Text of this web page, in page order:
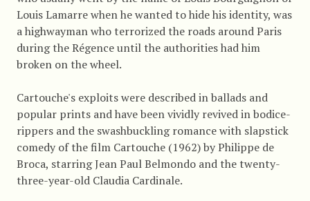
Louis Lamarre when he wanted to hide his identity, was
a highwayman who terrorized the roads around Paris
during the Régence until the authorities had him
broken on the wheel.
Cartouche's exploits were described in ballads and
popular prints and have been vividly revived in bodice-
rippers and the swashbuckling romance with slapstick
comedy of the film Cartouche (1962) by Philippe de
Broca, starring Jean Paul Belmondo and the twenty-
three-year-old Claudia Cardinale.